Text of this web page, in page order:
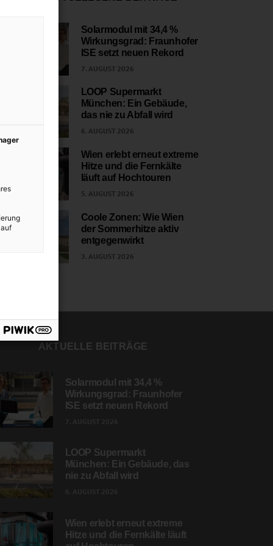
Solarmodul mit 34,4 %
Wirkungsgrad: Fraunhofer
ISE setzt neuen Rekord
7. AUGUST 2026
LOOP Supermarkt
München: Ein Gebäude,
das nie zu Abfall wird
6. AUGUST 2026
Wien erlebt erneut extreme
Hitze und die Fernkälte
läuft auf Hochtouren
5. AUGUST 2026
Coole Zonen: Wie Wien
der Sommerhitze aktiv
entgegenwirkt
3. AUGUST 2026
AKTUELLE BEITRÄGE
Solarmodul mit 34,4 %
Wirkungsgrad: Fraunhofer
ISE setzt neuen Rekord
LOOP Supermarkt
München: Ein Gebäude, das
nie zu Abfall wird
Wien erlebt erneut extreme
Hitze und die Fernkälte läuft